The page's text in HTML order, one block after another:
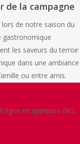
la campagne
de notre saison du
gastronomique
les saveurs du terroir
dans une ambiance
ou entre amis.
ligne en quelques clics